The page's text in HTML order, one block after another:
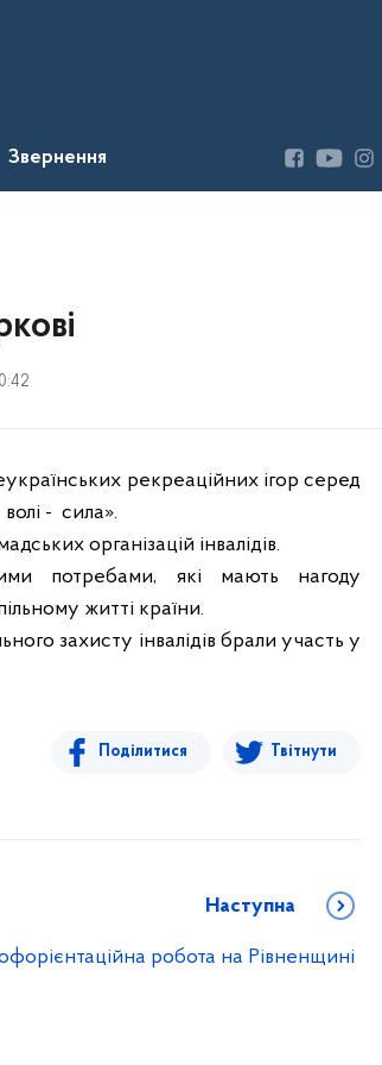
Звернення
рекреаційних ігор серед
волі - сила».
організацій інвалідів.
потребами, які мають нагоду
житті країни.
захисту інвалідів брали участь у
Поділитися Твітнути
Наступна
робота на Рівненщині